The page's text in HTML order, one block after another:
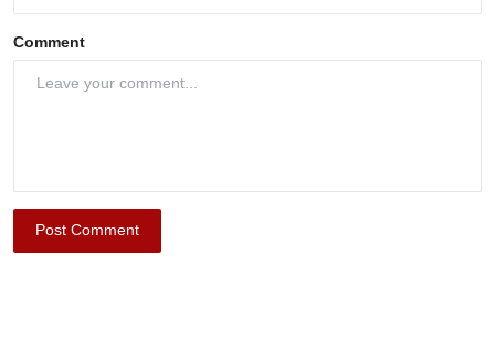
Comment
Post Comment